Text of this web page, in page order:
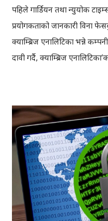
पहिले गार्डियन तथा न्युयोर्क
प्रयोगकर्ताको जानकारी विना
क्याम्ब्रिज एनालिटिका भन्ने
दावी गर्दै, क्याम्ब्रिज
२०१४ मा एउटा एप मार्फत
तथ्यांक चोरी गरेको थियो ।
विषयमा गार्डियनले पहिले नै
उक्त समाचार पछि फेसबुकले
मेटाउन भनेको र एनालिटिकाले
फेसबुकलाई गराएको थियो । तर
राखेका थिए, अझ उल्टै फेसबुकले
गार्डियनलाई मुद्दा हाल्ने धम्कि